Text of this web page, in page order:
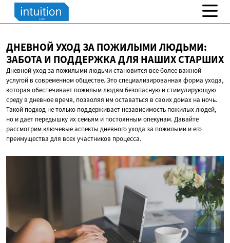
ДНЕВНОЙ УХОД ЗА ПОЖИЛЫМИ ЛЮДЬМИ:
ЗАБОТА И ПОДДЕРЖКА ДЛЯ НАШИХ СТАРШИХ
Дневной уход за пожилыми людьми становится все более важной
услугой в современном обществе. Это специализированная форма ухода,
которая обеспечивает пожилым людям безопасную и стимулирующую
среду в дневное время, позволяя им оставаться в своих домах на ночь.
Такой подход не только поддерживает независимость пожилых людей,
но и дает передышку их семьям и постоянным опекунам. Давайте
рассмотрим ключевые аспекты дневного ухода за пожилыми и его
преимущества для всех участников процесса.